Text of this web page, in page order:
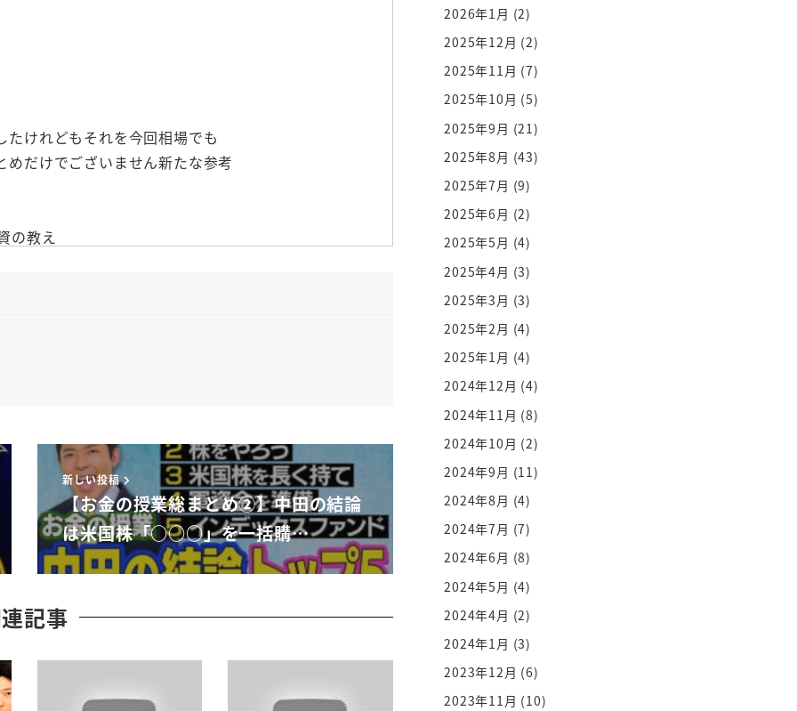
けれどもそれを今回相場でも
めだけでございません新たな参考
の教え
で非常に上品でわかりやすかった
の方が書いてるんですけども
るお金の教科書と改元女将さんが
米国株高配当投資
新しい投稿
【お金の授業総まとめ②】中田の結論
は米国株「○○○」を一括購…
記事
2026年1月 (2)
2025年12月 (2)
2025年11月 (7)
2025年10月 (5)
2025年9月 (21)
2025年8月 (43)
2025年7月 (9)
2025年6月 (2)
2025年5月 (4)
2025年4月 (3)
2025年3月 (3)
2025年2月 (4)
2025年1月 (4)
2024年12月 (4)
2024年11月 (8)
2024年10月 (2)
2024年9月 (11)
2024年8月 (4)
2024年7月 (7)
2024年6月 (8)
2024年5月 (4)
2024年4月 (2)
2024年1月 (3)
2023年12月 (6)
2023年11月 (10)